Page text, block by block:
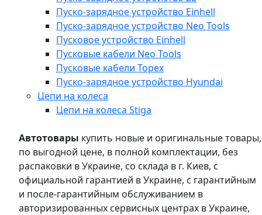
Пуско-зарядное устройство Einhell
Пуско-зарядное устройство Neo Tools
Пусковое устройство Einhell
Пусковые кабели Neo Tools
Пусковые кабели Topex
Пуско-зарядное устройство Hyundai
Цепи на колеса
Цепи на колеса Stiga
Автотовары купить новые и оригинальные товары,
по выгодной цене, в полной комплектации, без
распаковки в Украине, со склада в г. Киев, с
официальной гарантией в Украине, с гарантийным
и после-гарантийным обслуживанием в
авторизированных сервисных центрах в Украине,